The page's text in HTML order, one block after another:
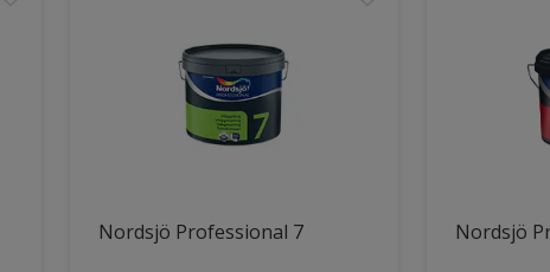
Nordsjö Professional 7 Nordsjö